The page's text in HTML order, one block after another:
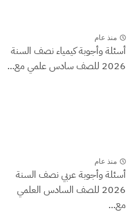
منذ عام
أسئلة وأجوبة كيمياء نصف السنة
2026 للصف سادس علمي مع...
منذ عام
أسئلة وأجوبة عربي نصف السنة
2026 للصف السادس العلمي
مع...